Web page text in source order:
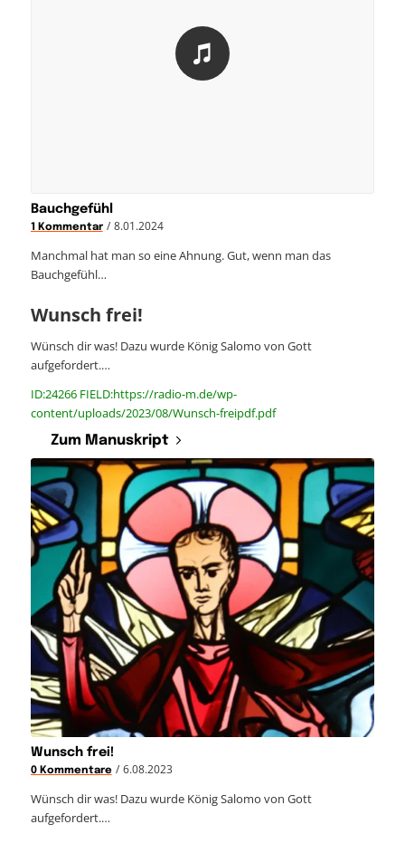
Bauchgefühl
1 Kommentar / 8.01.2024
Manchmal hat man so eine Ahnung. Gut, wenn man das
Bauchgefühl…
Wunsch frei!
Wünsch dir was! Dazu wurde König Salomo von Gott
aufgefordert.…
ID:24266 FIELD:https://radio-m.de/wp-
content/uploads/2023/08/Wunsch-freipdf.pdf
Zum Manuskript
Wunsch frei!
0 Kommentare / 6.08.2023
Wünsch dir was! Dazu wurde König Salomo von Gott
aufgefordert.…